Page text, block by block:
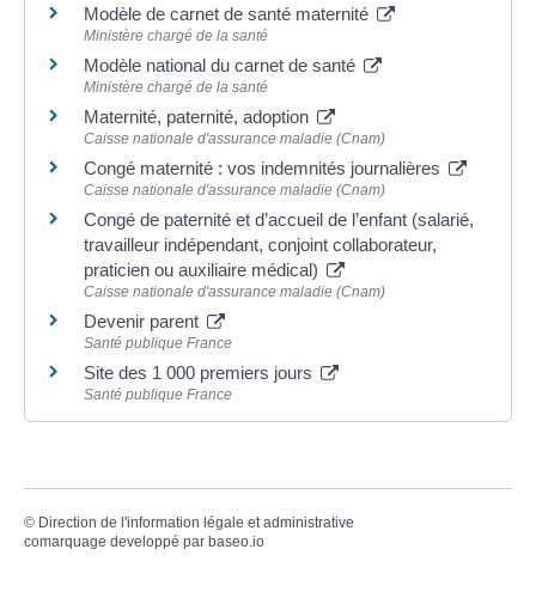
Modèle de carnet de santé maternité
Ministère chargé de la santé
Modèle national du carnet de santé
Ministère chargé de la santé
Maternité, paternité, adoption
Caisse nationale d'assurance maladie (Cnam)
Congé maternité : vos indemnités journalières
Caisse nationale d'assurance maladie (Cnam)
Congé de paternité et d’accueil de l’enfant (salarié,
travailleur indépendant, conjoint collaborateur,
praticien ou auxiliaire médical)
Caisse nationale d'assurance maladie (Cnam)
Devenir parent
Santé publique France
Site des 1 000 premiers jours
Santé publique France
© Direction de l'information légale et administrative
comarquage developpé par baseo.io